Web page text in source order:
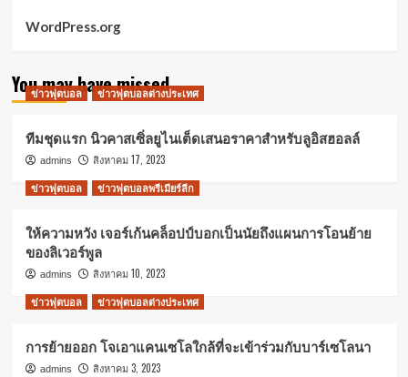
WordPress.org
You may have missed
ข่าวฟุตบอล ข่าวฟุตบอลต่างประเทศ
ทีมชุดแรก นิวคาสเซิ่ลยูไนเต็ดเสนอราคาสำหรับลูอิสฮอลล์
admins
สิงหาคม 17, 2023
ข่าวฟุตบอล
ข่าวฟุตบอลพรีเมียร์ลีก
ให้ความหวัง เจอร์เก้นคล็อปป์บอกเป็นนัยถึงแผนการโอนย้าย
ของลิเวอร์พูล
admins
สิงหาคม 10, 2023
ข่าวฟุตบอล
ข่าวฟุตบอลต่างประเทศ
การย้ายออก โจเอาแคนเซโลใกล้ที่จะเข้าร่วมกับบาร์เซโลนา
admins สิงหาคม 3, 2023